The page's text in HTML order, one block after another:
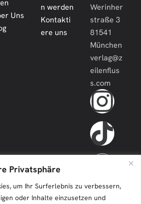
Privatsphäre
um Ihr Surferlebnis zu verbessern,
oder Inhalte einzusetzen und
Uns
n werden
Kontakti
ere uns
Werinher
straße 3
81541
München
verlag@z
eilenflus
s.com